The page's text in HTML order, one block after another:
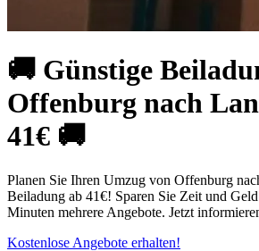
🚚 Günstige
Offenburg nach
41€ 🚚
Planen Sie Ihren Umzug von Offenburg
Beiladung ab 41€! Sparen Sie Zeit und
Minuten mehrere Angebote. Jetzt
Kostenlose Angebote erhalten!